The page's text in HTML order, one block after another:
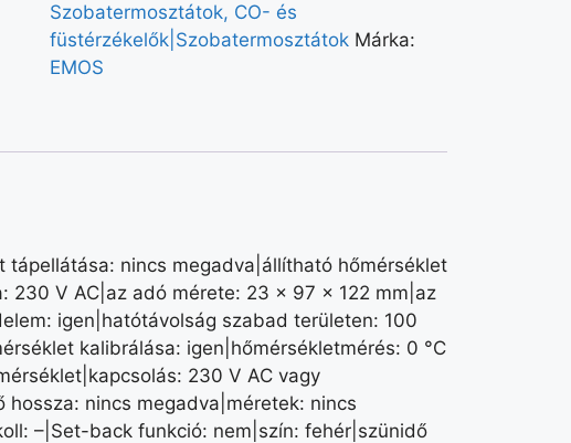
Szobatermosztátok, CO- és
füstérzékelők|Szobatermosztátok Márka:
EMOS
nincs megadva|állítható hőmérséklet
230 V AC|az adó mérete: 23 × 97 × 122 mm|az
igen|hatótávolság szabad területen: 100
kalibrálása: igen|hőmérsékletmérés: 0 °C
230 V AC vagy
nincs megadva|méretek: nincs
–|Set-back funkció: nem|szín: fehér|szünidő